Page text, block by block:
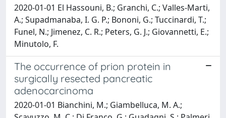
2020-01-01 El Hassouni, B.; Granchi, C.; Valles-Marti,
A.; Supadmanaba, I. G. P.; Bononi, G.; Tuccinardi, T.;
Funel, N.; Jimenez, C. R.; Peters, G. J.; Giovannetti, E.;
Minutolo, F.
The occurrence of prion protein in
surgically resected pancreatic
adenocarcinoma
2020-01-01 Bianchini, M.; Giambelluca, M. A.;